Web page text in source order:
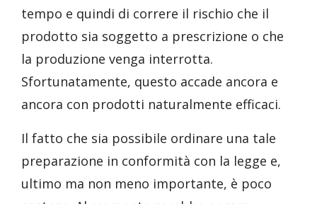
tempo e quindi di correre il rischio che il
prodotto sia soggetto a prescrizione o che
la produzione venga interrotta.
Sfortunatamente, questo accade ancora e
ancora con prodotti naturalmente efficaci.
Il fatto che sia possibile ordinare una tale
preparazione in conformità con la legge e,
ultimo ma non meno importante, è poco